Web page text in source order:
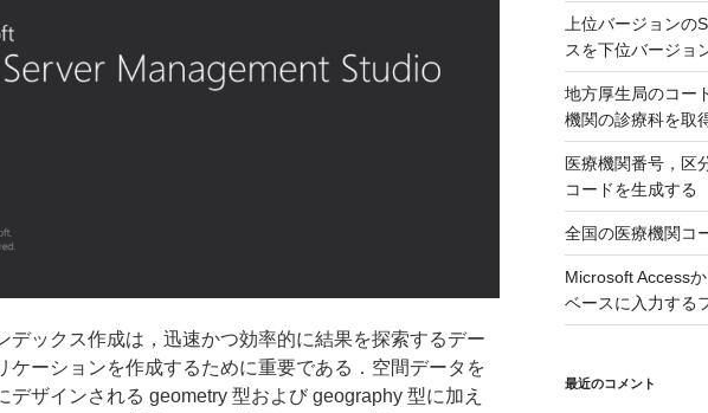
ックス作成は，迅速かつ効率的に結果を探索するデー
ケーションを作成するために重要である．空間データを
デザインされる geometry 型および geography 型に加え
上位バージョン
スを下位バージョ
地方厚生局のコー
機関の診療科を取
医療機関番号，区
コードを生成する
全国の医療機関コ
Microsoft Access
ベースに入力する
最近のコメント